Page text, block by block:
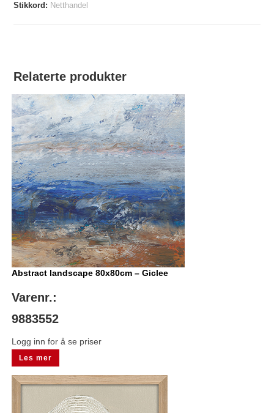
Stikkord: Netthandel
Relaterte produkter
Abstract landscape 80x80cm – Giclee
Varenr.:
9883552
Logg inn for å se priser
Les mer